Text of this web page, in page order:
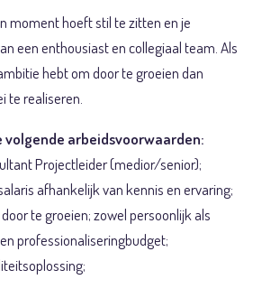
moment hoeft stil te zitten en je
een enthousiast en collegiaal team. Als
hebt om door te groeien dan
te realiseren.
volgende arbeidsvoorwaarden:
Projectleider (medior/senior);
afhankelijk van kennis en ervaring;
te groeien; zowel persoonlijk als
professionaliseringbudget;